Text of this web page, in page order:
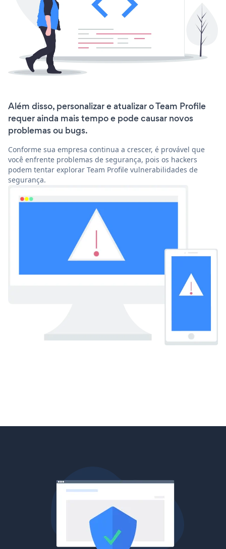
Além disso, personalizar e atualizar o Team Profile
requer ainda mais tempo e pode causar novos
problemas ou bugs.
Conforme sua empresa continua a crescer, é provável que
você enfrente problemas de segurança, pois os hackers
podem tentar explorar Team Profile vulnerabilidades de
segurança.